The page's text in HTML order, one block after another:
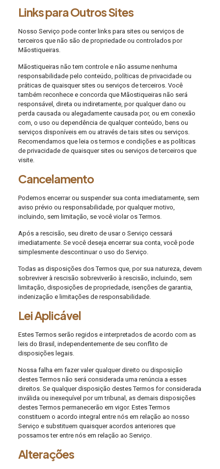
Links para Outros Sites
Nosso Serviço pode conter links para sites ou serviços de
terceiros que não são de propriedade ou controlados por
Mãostiqueiras.
Mãostiqueiras não tem controle e não assume nenhuma
responsabilidade pelo conteúdo, políticas de privacidade ou
práticas de quaisquer sites ou serviços de terceiros. Você
também reconhece e concorda que Mãostiqueiras não será
responsável, direta ou indiretamente, por qualquer dano ou
perda causada ou alegadamente causada por, ou em conexão
com, o uso ou dependência de qualquer conteúdo, bens ou
serviços disponíveis em ou através de tais sites ou serviços.
Recomendamos que leia os termos e condições e as políticas
de privacidade de quaisquer sites ou serviços de terceiros que
visite.
Cancelamento
Podemos encerrar ou suspender sua conta imediatamente, sem
aviso prévio ou responsabilidade, por qualquer motivo,
incluindo, sem limitação, se você violar os Termos.
Após a rescisão, seu direito de usar o Serviço cessará
imediatamente. Se você deseja encerrar sua conta, você pode
simplesmente descontinuar o uso do Serviço.
Todas as disposições dos Termos que, por sua natureza, devem
sobreviver à rescisão sobreviverão à rescisão, incluindo, sem
limitação, disposições de propriedade, isenções de garantia,
indenização e limitações de responsabilidade.
Lei Aplicável
Estes Termos serão regidos e interpretados de acordo com as
leis do Brasil, independentemente de seu conflito de
disposições legais.
Nossa falha em fazer valer qualquer direito ou disposição
destes Termos não será considerada uma renúncia a esses
direitos. Se qualquer disposição destes Termos for considerada
inválida ou inexequível por um tribunal, as demais disposições
destes Termos permanecerão em vigor. Estes Termos
constituem o acordo integral entre nós em relação ao nosso
Serviço e substituem quaisquer acordos anteriores que
possamos ter entre nós em relação ao Serviço.
Alterações